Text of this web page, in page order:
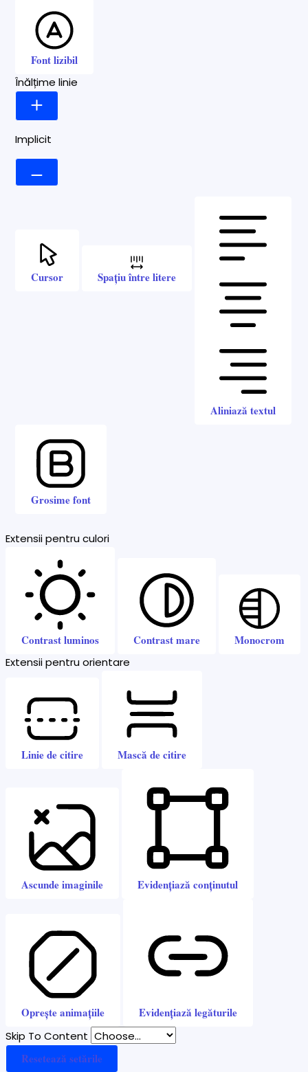
Font lizibil
Înălțime linie
Implicit
Cursor Spațiu între litere
Aliniază textul
Grosime font
Extensii pentru culori
Contrast luminos Contrast mare Monocrom
Extensii pentru orientare
Linie de citire Mască de citire
Ascunde imaginile Evidențiază conținutul
Oprește animațiile Evidențiază legăturile
Skip To Content
Resetează setările